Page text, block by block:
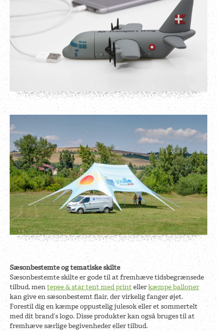
Sæsonbestemte og tematiske skilte
Sæsonbestemte skilte er gode til at fremhæve tidsbegrænsede
tilbud, mentepee & star tent med printellerkæmpe balloner
kan give en sæsonbestemt flair, der virkelig fanger øjet.
Forestil dig en kæmpe oppustelig julesok eller et sommertelt
med dit brand’s logo. Disse produkter kan også bruges til at
fremhæve særlige begivenheder eller tilbud.